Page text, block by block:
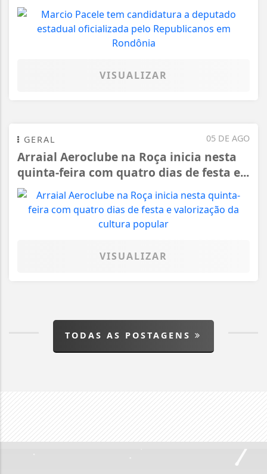
VISUALIZAR
05 DE AGO
GERAL
Arraial Aeroclube na Roça inicia nesta
quinta-feira com quatro dias de festa e...
VISUALIZAR
TODAS AS POSTAGENS